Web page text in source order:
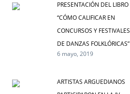
PRESENTACIÓN DEL LIBRO
“CÓMO CALIFICAR EN
CONCURSOS Y FESTIVALES
DE DANZAS FOLKLÓRICAS”
6 mayo, 2019
ARTISTAS ARGUEDIANOS